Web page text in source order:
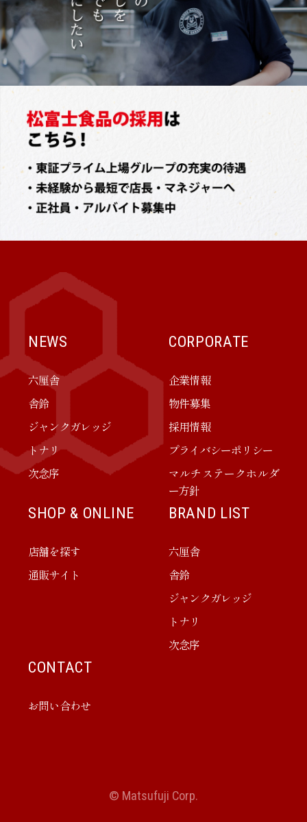
NEWS
六厘舎
舎鈴
ジャンクガレッジ
トナリ
次念序
CORPORATE
企業情報
物件募集
採用情報
プライバシーポリシー
マルチステークホルダ
ー方針
SHOP & ONLINE
店舗を探す
通販サイト
BRAND LIST
六厘舎
舎鈴
ジャンクガレッジ
トナリ
次念序
CONTACT
お問い合わせ
© Matsufuji Corp.